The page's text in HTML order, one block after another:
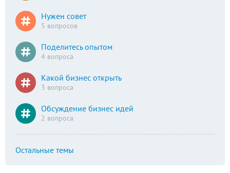
Нужен совет
5 вопросов
Поделитесь опытом
4 вопроса
Какой бизнес открыть
3 вопроса
Обсуждение бизнес идей
2 вопроса
Остальные темы